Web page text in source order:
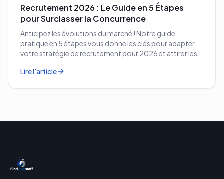
Recrutement 2026 : Le Guide en 5 Étapes
pour Surclasser la Concurrence
Anticipez les évolutions du marché ! Notre guide
pratique en 5 étapes vous donne les clés pour adapter
votre stratégie de recrutement pour 2026 et attirer les
Lire l'article